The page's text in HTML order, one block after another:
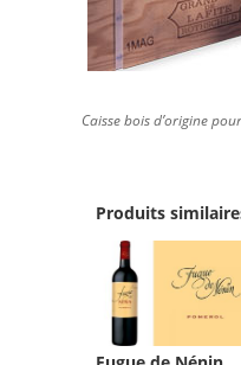
Caisse bois d’origine
Produits